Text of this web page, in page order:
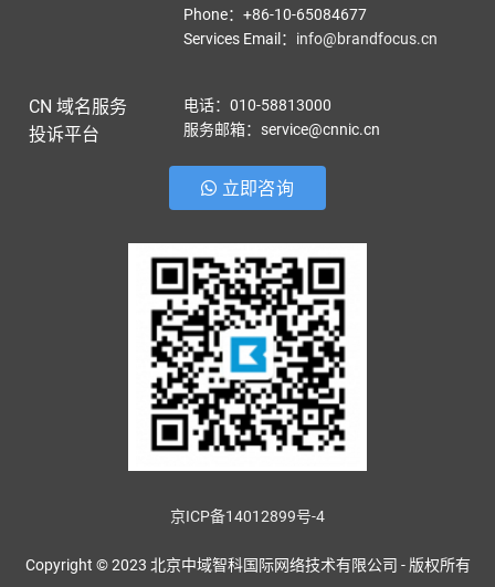
Phone：+86-10-65084677
Services Email ： info@brandfocus.cn
CN 域名服务
投诉平台
电话：010-58813000
服务邮箱：service@cnnic.cn
立即咨询
京ICP备14012899号-4
Copyright © 2023 北京中域智科国际网络技术有限公司 - 版权所有